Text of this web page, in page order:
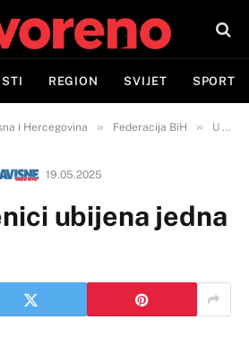
REGION SVIJET SPORT
i Hercegovina » Federacija BiH » U tuči u Zenici ubijena jedna osoba
19.05.2025
ubijena jedna